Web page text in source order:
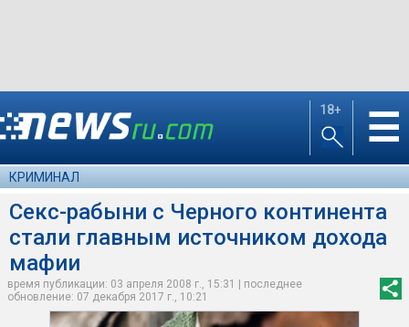
18+ ☰
КРИМИНАЛ
Секс-рабыни с Черного континента
стали главным источником дохода
мафии
время публикации: 03 апреля 2008 г., 15:31 | последнее
обновление: 07 декабря 2017 г., 10:21